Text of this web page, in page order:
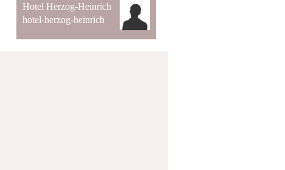
Hotel Herzog-Heinrich
hotel-herzog-heinrich